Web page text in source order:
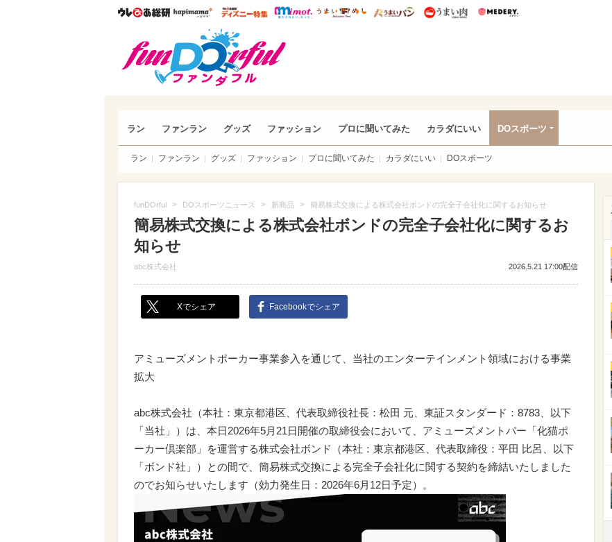
ウレぴあ総研ハピママ* ウレぴあ総研 ディズニー特集
mimot. うまいめし うまいパン うまい肉
ラン ファンラン グッズ ファッション プロに聞いてみた カラダにいい DOスポーツ
ラン ファンラン グッズ ファッション プロに聞いてみた カラダにいい DOスポーツ
funDOrful > DOスポーツニュース > 新商品 > 簡易株式交換による株式会社ボンドの完全子会社化に関するお知らせ
簡易株式交換による株式会社ボンドの完全子会社化に関するお
知らせ
abc株式会社 2026.5.21 17:00配信
Xでシェア Facebookでシェア
アミューズメントポーカー事業参入を通じて、当社のエンターテインメント領域における事業
拡大
abc株式会社（本社：東京都港区、代表取締役社長：松田 元、東証スタンダード：8783、以下
「当社」）は、本日2026年5月21日開催の取締役会において、アミューズメントバー「化猫ポ
ーカー倶楽部」を運営する株式会社ボンド（本社：東京都港区、代表取締役：平田 比呂、以下
「ボンド社」）との間で、簡易株式交換による完全子会社化に関する契約を締結いたしました
のでお知らせいたします（効力発生日：2026年6月12日予定）。